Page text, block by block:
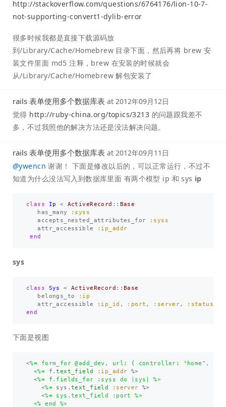
http://stackoverflow.com/questions/6764176/lion-10-7-
not-supporting-convert1-dylib-error
很多时候我都是直接下载源码放
到/Library/Cache/Homebrew 目录下面，然后再将 brew 安
装文件里面 md5 注释，brew 在安装的时候就会
从/Library/Cache/Homebrew 解包安装了
rails 表单使用多个数据库表 at 2012年09月12日
觉得 http://ruby-china.org/topics/3213 的问题跟我差不
多，不过我照他的解决方法还是没法解决问题。
rails 表单使用多个数据库表 at 2012年09月11日
@ywencn 谢谢！ 下面是修改以后的，可以正常运行，不过不
知道为什么没法写入到数据库里面 有两个模型 ip 和 sys ip
class Ip < ActiveRecord :: Base
has_many
:syss
accepts_nested_attributes_for
:syss
attr_accessible
:ip_addr
end
sys
class Sys < ActiveRecord :: Base
belongs_to
:ip
attr_accessible
:ip_id , :port , :server,
:status
end
下面是视图
<%= form_for @add_dev, url: { controller: "home",
  <%=
f .text_field :ip_addr
%>
<%= f.fields_for :syss do |sys| %>
    <%=
sys .text_field :server
%>
<%= sys.text_field :port %>
  <% end %>